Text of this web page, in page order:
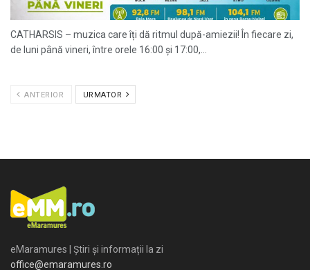
CATHARSIS – muzica care îți dă ritmul după-amiezii! În fiecare zi,
de luni până vineri, între orele 16:00 și 17:00,...
ANTERIOR URMATOR
eMaramures | Știri și informații la zi
office@emaramures.ro